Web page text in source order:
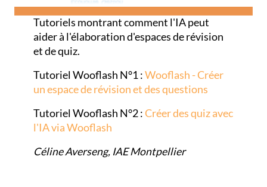
Tutoriels montrant comment l'IA peut
aider à l'élaboration d'espaces de révision
et de quiz.
Tutoriel Wooflash N°1 :Wooflash - Créer
un espace de révision et des questions
Tutoriel Wooflash N°2 :Créer des quiz avec
l'IA via Wooflash
Céline Averseng, IAE Montpellier